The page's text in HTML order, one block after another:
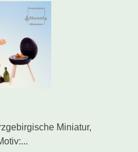
Miniatur,